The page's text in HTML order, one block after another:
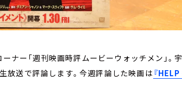
ナー「週刊映画時評ムービーウォッチメン」。
放送で評論します。今週評論した映画は 『